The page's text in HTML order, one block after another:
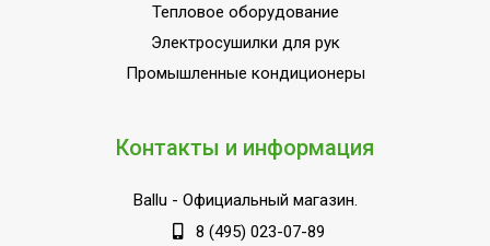
Тепловое оборудование
Электросушилки для рук
Промышленные кондиционеры
Контакты и информация
Ballu - Официальный магазин.
8 (495) 023-07-89